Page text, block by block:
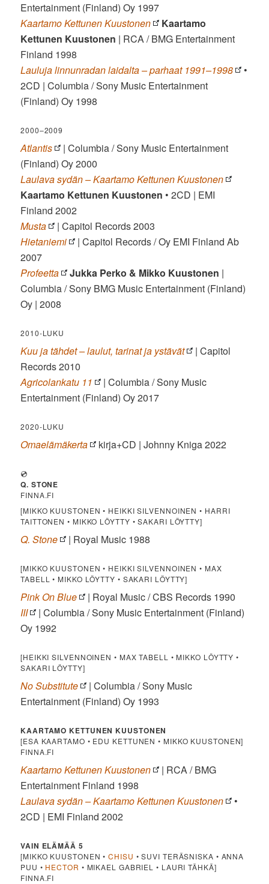
Entertainment (Finland) Oy 1997
Kaartamo Kettunen Kuustonen
Kaartamo
Kettunen Kuustonen | RCA / BMG Entertainment
Finland 1998
Lauluja linnunradan laidalta – parhaat 1991–1998
•
2CD | Columbia / Sony Music Entertainment
(Finland) Oy 1998
2000–2009
Atlantis
| Columbia / Sony Music Entertainment
(Finland) Oy 2000
Laulava sydän – Kaartamo Kettunen Kuustonen
Kaartamo Kettunen Kuustonen • 2CD | EMI
Finland 2002
Musta
| Capitol Records 2003
Hietaniemi
| Capitol Records / Oy EMI Finland Ab
2007
Profeetta
Jukka Perko & Mikko Kuustonen |
Columbia / Sony BMG Music Entertainment (Finland)
Oy | 2008
2010-LUKU
Kuu ja tähdet – laulut, tarinat ja ystävät
| Capitol
Records 2010
Agricolankatu 11
| Columbia / Sony Music
Entertainment (Finland) Oy 2017
2020-LUKU
Omaelämäkerta kirja+CD | Johnny Kniga 2022
💿
Q. STONE
FINNA.FI
[MIKKO KUUSTONEN • HEIKKI SILVENNOINEN • HARRI
TAITTONEN • MIKKO LÖYTTY • SAKARI LÖYTTY]
Q. Stone | Royal Music 1988
[MIKKO KUUSTONEN • HEIKKI SILVENNOINEN • MAX
TABELL • MIKKO LÖYTTY • SAKARI LÖYTTY]
Pink On Blue
| Royal Music / CBS Records 1990
III
| Columbia / Sony Music Entertainment (Finland)
Oy 1992
[HEIKKI SILVENNOINEN • MAX TABELL • MIKKO LÖYTTY •
SAKARI LÖYTTY]
No Substitute
| Columbia / Sony Music
Entertainment (Finland) Oy 1993
KAARTAMO KETTUNEN KUUSTONEN
[ESA KAARTAMO • EDU KETTUNEN • MIKKO KUUSTONEN]
FINNA.FI
Kaartamo Kettunen Kuustonen
| RCA / BMG
Entertainment Finland 1998
Laulava sydän – Kaartamo Kettunen Kuustonen
•
2CD | EMI Finland 2002
VAIN ELÄMÄÄ 5
[MIKKO KUUSTONEN •CHISU • SUVI TERÄSNISKA • ANNA
PUU • HECTOR • MIKAEL GABRIEL • LAURI TÄHKÄ]
FINNA.FI